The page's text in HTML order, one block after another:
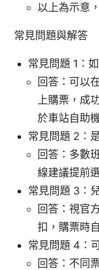
以上為示意
常見問題與解答
常見問題 1：
回答：可以
上購票，成
於車站自助
常見問題 2：
回答：多數
線建議提前
常見問題 3：
回答：視官
扣，購票時
常見問題 4：
回答：不同